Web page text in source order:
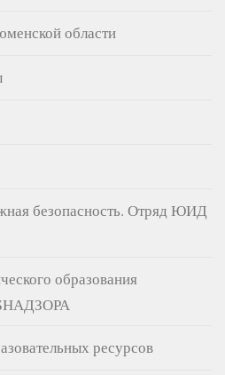
области
безопасность. Отряд ЮИД
образования
ресурсов